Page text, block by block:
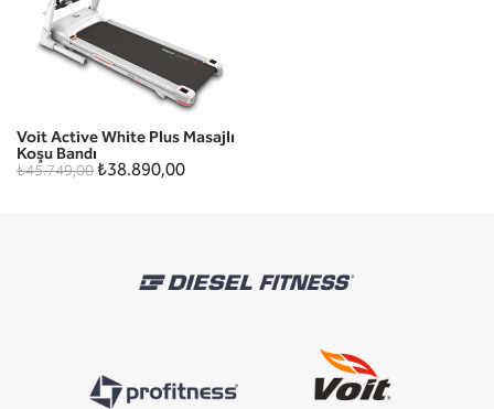
Voit Active White Plus Masajlı
Koşu Bandı
₺45.749,00₺38.890,00